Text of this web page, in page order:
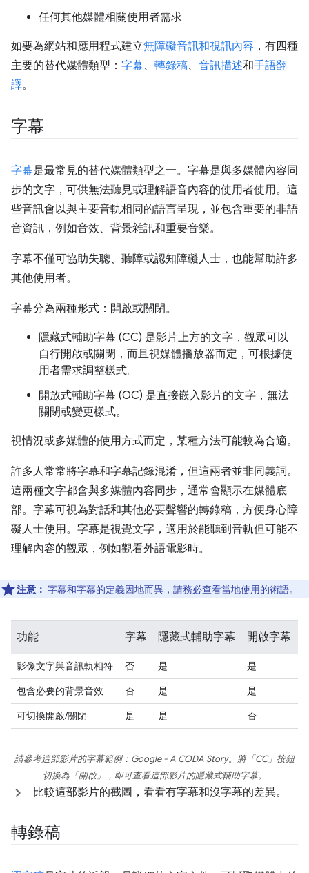
任何其他媒體相關使用者需求
如要為網站和應用程式建立無障礙音訊和視訊內容 ，有四種
主要的替代媒體類型： 字幕、 轉錄稿、 音訊描述和手語翻
譯。
字幕
字幕是最常見的替代媒體類型之一。字幕是與多媒體內容同
步的文字，可供無法聽見或理解語音內容的使用者使用。這
些音訊會以與主要音軌相同的語言呈現，並包含重要的非語
音資訊，例如音效、背景雜訊和重要音樂。
字幕不僅可協助失聰、聽障或認知障礙人士，也能幫助許多
其他使用者。
字幕分為兩種形式：開啟或關閉。
隱藏式輔助字幕 (CC) 是影片上方的文字，觀眾可以
自行開啟或關閉，而且視媒體播放器而定，可根據使
用者需求調整樣式。
開放式輔助字幕 (OC) 是直接嵌入影片的文字，無法
關閉或變更樣式。
視情況或多媒體的使用方式而定，某種方法可能較為合適。
許多人常常將字幕和字幕記錄混淆，但這兩者並非同義詞。
這兩種文字都會與多媒體內容同步，通常會顯示在媒體底
部。字幕可視為對話和其他必要聲響的轉錄稿，方便身心障
礙人士使用。字幕是視覺文字，適用於能聽到音軌但可能不
理解內容的觀眾，例如觀看外語電影時。
注意： 字幕和字幕的定義因地而異，請務必查看當地使用的術語。
功能 字幕 隱藏式輔助字幕 開啟字幕
影像文字與音訊軌相符 否 是
是
包含必要的背景音效
否 是
是
可切換開啟/關閉
是 是 否
請參考這部影片的字幕範例： Google - A CODA Story。將「CC」按鈕
切換為「開啟」
，即可查看這部影片的隱藏式輔助字幕。
比較這部影片的截圖，看看有字幕和沒字幕的差異。
轉錄稿